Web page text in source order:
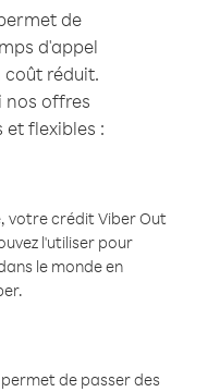
de
d'appel
coût réduit.
nos offres
et flexibles :
votre crédit Viber Out
l'utiliser pour
le monde en
de passer des